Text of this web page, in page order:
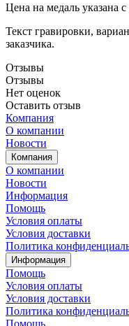
Цена на медаль указана
Текст гравировки,
заказчика.
Отзывы
Отзывы
Нет оценок
Оставить отзыв
Компания
О компании
Новости
Компания
О компании
Новости
Информация
Помощь
Условия оплаты
Условия доставки
Политика
Информация
Помощь
Условия оплаты
Условия доставки
Политика
Помощь